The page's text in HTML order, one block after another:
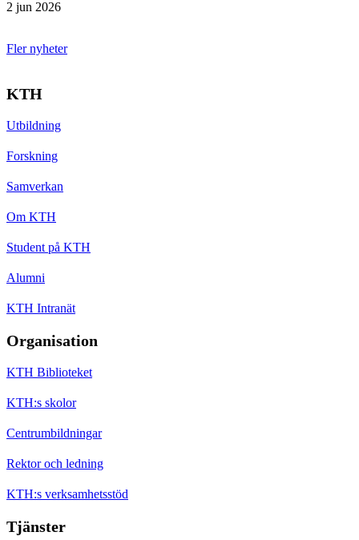
2 jun 2026
Fler nyheter
KTH
Utbildning
Forskning
Samverkan
Om KTH
Student på KTH
Alumni
KTH Intranät
Organisation
KTH Biblioteket
KTH:s skolor
Centrumbildningar
Rektor och ledning
KTH:s verksamhetsstöd
Tjänster